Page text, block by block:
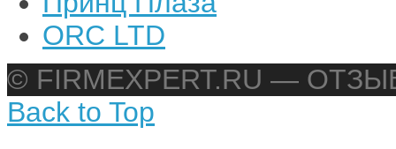
ORC LTD
© FIRMEXPERT.RU —
Back to Top